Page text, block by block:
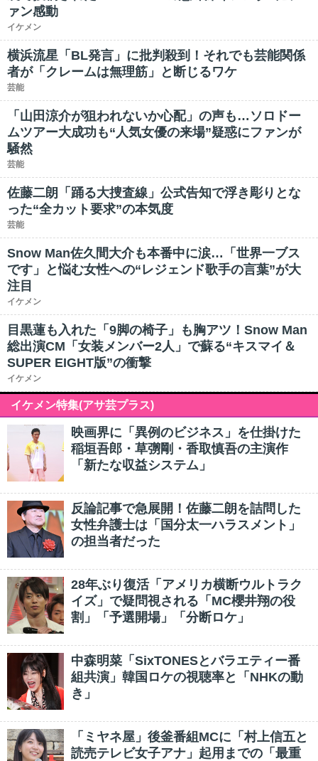
ァン感動
イケメン
横浜流星「BL発言」に批判殺到！それでも芸能関係
者が「クレームは無理筋」と断じるワケ
芸能
「山田涼介が狙われないか心配」の声も…ソロドー
ムツアー大成功も“人気女優の来場”疑惑にファンが
騒然
芸能
佐藤二朗「踊る大捜査線」公式告知で浮き彫りとな
った“全カット要求”の本気度
芸能
Snow Man佐久間大介も本番中に涙…「世界一ブス
です」と悩む女性への“レジェンド歌手の言葉”が大
注目
イケメン
目黒蓮も入れた「9脚の椅子」も胸アツ！Snow Man
総出演CM「女装メンバー2人」で蘇る“キスマイ＆
SUPER EIGHT版”の衝撃
イケメン
イケメン特集(アサ芸プラス)
映画界に「異例のビジネス」を仕掛けた
稲垣吾郎・草彅剛・香取慎吾の主演作
「新たな収益システム」
反論記事で急展開！佐藤二朗を詰問した
女性弁護士は「国分太一ハラスメント」
の担当者だった
28年ぶり復活「アメリカ横断ウルトラク
イズ」で疑問視される「MC櫻井翔の役
割」「予選開場」「分断ロケ」
中森明菜「SixTONESとバラエティー番
組共演」韓国ロケの視聴率と「NHKの動
き」
「ミヤネ屋」後釜番組MCに「村上信五と
読売テレビ女子アナ」起用までの「最重